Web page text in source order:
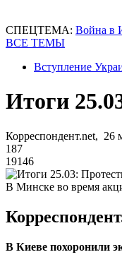
СПЕЦТЕМА: Война в
ВСЕ ТЕМЫ
Вступление
Итоги
Корреспондент.net, 26
187
19146
В Минске во время
В Киеве похоронили